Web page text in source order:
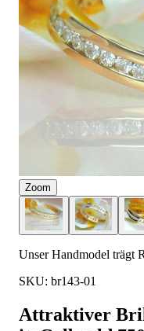
Zoom
Unser Handmodel trägt
SKU: br143-01
Attraktiver